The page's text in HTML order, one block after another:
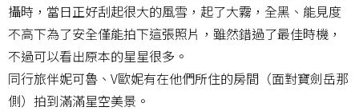
攝時，當日正好刮起很大的風雪，起了大霧，全黑、能見度
不高下為了安全僅能拍下這張照片，雖然錯過了最佳時機，
不過可以看出原本的星星很多。
同行旅伴妮可魯、V歐妮有在他們所住的房間（面對寶劍岳那
側）拍到滿滿星空美景。